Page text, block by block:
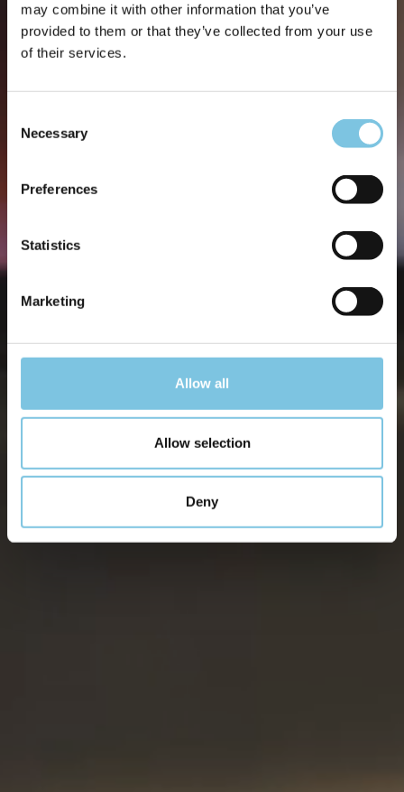
may combine it with other information that you’ve
provided to them or that they’ve collected from your use
of their services.
Selection
Necessary
Preferences
Statistics
Marketing
Allow all
Allow selection
Deny